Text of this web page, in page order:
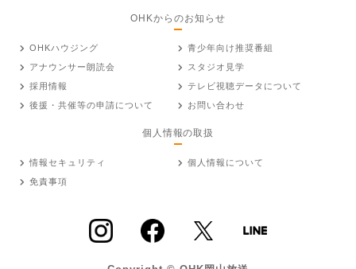
OHKからのお知らせ
OHKハウジング
青少年向け推奨番組
アナウンサー朗読会
スタジオ見学
採用情報
テレビ視聴データについて
後援・共催等の申請について
お問い合わせ
個人情報の取扱
情報セキュリティ
個人情報について
免責事項